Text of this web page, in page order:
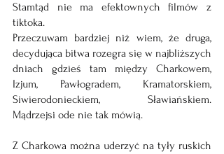
Stamtąd nie ma efektownych filmów z
tiktoka.
Przeczuwam bardziej niż wiem, że druga,
decydująca bitwa rozegra się w najbliższych
dniach gdzieś tam między Charkowem,
Izjum, Pawłogradem, Kramatorskiem,
Siwierodonieckiem, Sławiańskiem.
Mądrzejsi ode nie tak mówią.
Z Charkowa można uderzyć na tyły ruskich